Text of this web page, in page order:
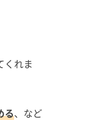
くれま
る、など